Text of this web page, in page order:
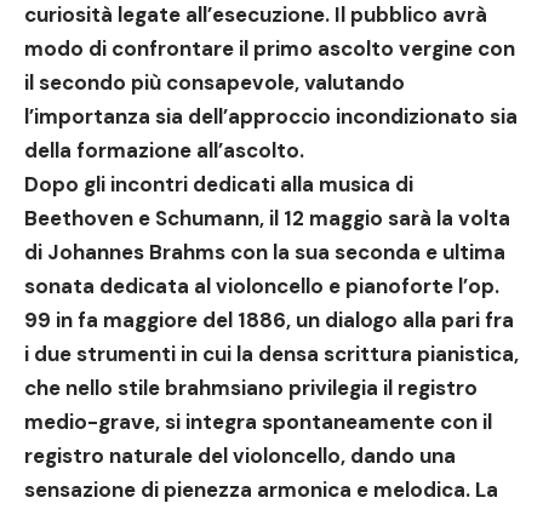
curiosità legate all’esecuzione. Il pubblico avrà
modo di confrontare il primo ascolto vergine con
il secondo più consapevole, valutando
l’importanza sia dell’approccio incondizionato sia
della formazione all’ascolto.
Dopo gli incontri dedicati alla musica di
Beethoven e Schumann, il 12 maggio sarà la volta
di Johannes Brahms con la sua seconda e ultima
sonata dedicata al violoncello e pianoforte l’op.
99 in fa maggiore del 1886, un dialogo alla pari fra
i due strumenti in cui la densa scrittura pianistica,
che nello stile brahmsiano privilegia il registro
medio-grave, si integra spontaneamente con il
registro naturale del violoncello, dando una
sensazione di pienezza armonica e melodica. La